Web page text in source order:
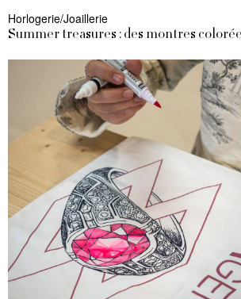
Horlogerie/Joaillerie
Summer treasures : des montres